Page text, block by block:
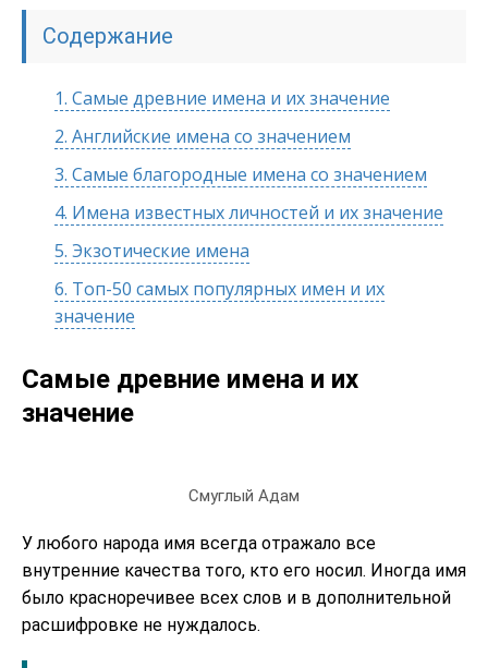
Содержание
1. Самые древние имена и их значение
2. Английские имена со значением
3. Самые благородные имена со значением
4. Имена известных личностей и их значение
5. Экзотические имена
6. Топ-50 самых популярных имен и их
значение
Самые древние имена и их
значение
Смуглый Адам
У любого народа имя всегда отражало все
внутренние качества того, кто его носил. Иногда имя
было красноречивее всех слов и в дополнительной
расшифровке не нуждалось.